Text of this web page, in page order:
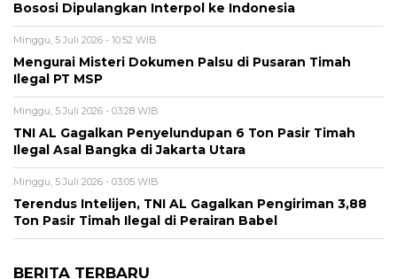
Bososi Dipulangkan Interpol ke Indonesia
Minggu, 5 Juli 2026 - 10:52 WIB
Mengurai Misteri Dokumen Palsu di Pusaran Timah
Ilegal PT MSP
Minggu, 5 Juli 2026 - 03:28 WIB
TNI AL Gagalkan Penyelundupan 6 Ton Pasir Timah
Ilegal Asal Bangka di Jakarta Utara
Minggu, 5 Juli 2026 - 03:05 WIB
Terendus Intelijen, TNI AL Gagalkan Pengiriman 3,88
Ton Pasir Timah Ilegal di Perairan Babel
BERITA TERBARU